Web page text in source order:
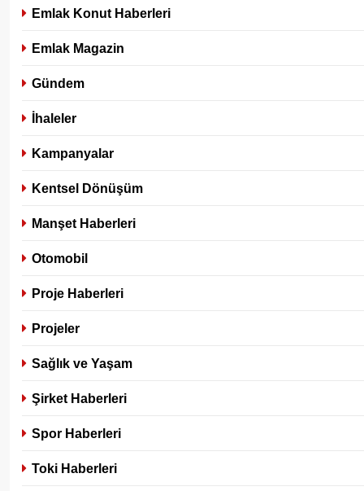
Emlak Konut Haberleri
Emlak Magazin
Gündem
İhaleler
Kampanyalar
Kentsel Dönüşüm
Manşet Haberleri
Otomobil
Proje Haberleri
Projeler
Sağlık ve Yaşam
Şirket Haberleri
Spor Haberleri
Toki Haberleri